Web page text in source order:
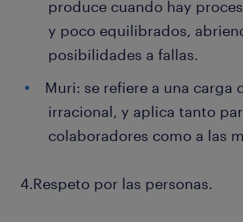
produce cuando hay
y poco equilibrados,
posibilidades a fallas.
Muri: se refiere a una carga
irracional, y aplica tanto
colaboradores como a las
4.Respeto por las personas.